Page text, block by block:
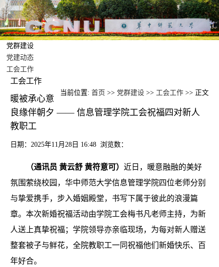
党群建设
党建动态
工会工作
工会工作
当前位置: 首页 >> 党群建设>> 工会工作>> 正文
暖被承心意
良缘伴朝夕 —— 信息管理学院工会祝福四对新人
教职工
日期：2025年11月28日 16:48 浏览数：
（通讯员 黄云舒 黄符意可）近日，暖意融融的美好
氛围萦绕校园，华中师范大学信息管理学院四位老师分别
与挚爱携手，步入婚姻殿堂，书写下属于彼此的浪漫篇
章。本次新婚祝福活动由学院工会梅书凡老师主持，为新
人送上真挚祝福；学院领导亦亲临现场，为每对新人赠送
整套被子与鲜花，全院教职工一同祝福他们新婚快乐、百
年好合。